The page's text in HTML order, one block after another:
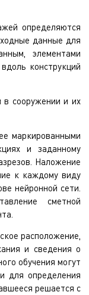
определяются
данные для
элементами
конструкций
сооружении и их
маркированными
и заданному
Наложение
к каждому виду
нейронной сети.
сметной
расположение,
и сведения о
обучения могут
для определения
решается с